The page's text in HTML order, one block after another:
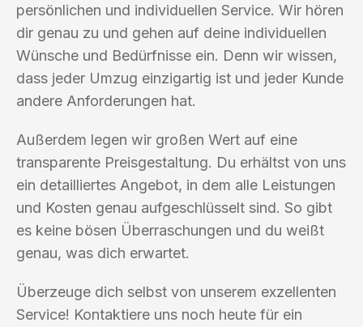
persönlichen und individuellen Service. Wir hören
dir genau zu und gehen auf deine individuellen
Wünsche und Bedürfnisse ein. Denn wir wissen,
dass jeder Umzug einzigartig ist und jeder Kunde
andere Anforderungen hat.
Außerdem legen wir großen Wert auf eine
transparente Preisgestaltung. Du erhältst von uns
ein detailliertes Angebot, in dem alle Leistungen
und Kosten genau aufgeschlüsselt sind. So gibt
es keine bösen Überraschungen und du weißt
genau, was dich erwartet.
Überzeuge dich selbst von unserem exzellenten
Service! Kontaktiere uns noch heute für ein